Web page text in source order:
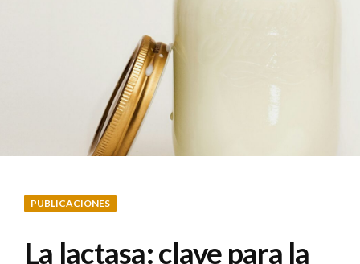
PUBLICACIONES
La lactasa: clave para la